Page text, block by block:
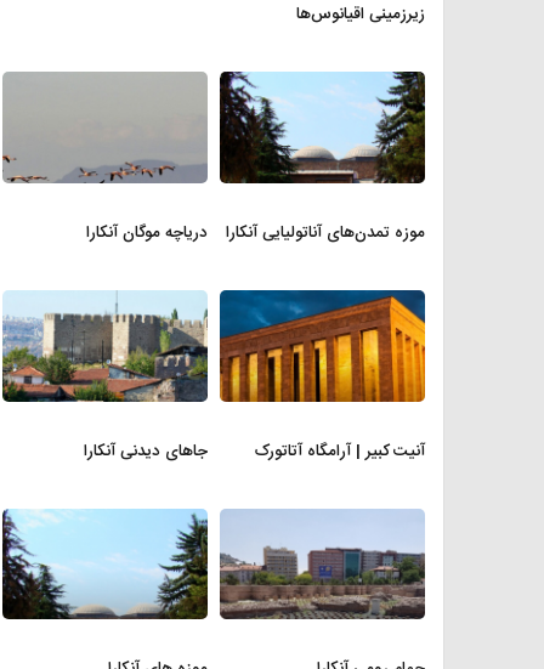
زیرزمینی اقیانوس‌ها
موزه تمدن‌های آناتولیایی آنکارا دریاچه موگان آنکارا
آنیت کبیر | آرامگاه آتاتورک جاهای دیدنی آنکارا